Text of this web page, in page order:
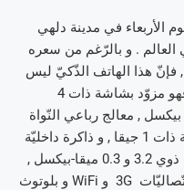
الأربعاء في مدينة دلهي
. و بالرّغم من سعره
فإنّ هذا الهاتف الذّكيّ ليس
أضحوكة أو غير صالح . بل بالعكس , فهو مزوّد بشاشة ذات 4
بوصات , بدقّة تعريفيّة ذات 960 * 540 بيكسل , معالج رباعي النّواة
متناغم ب1.3 GHz , مع ذاكرة عشوائيّة ذات 1 جيقا , و ذاكرة داخليّة
ذات 8 جيقا , إلى جانب لاقطي صورة ذوي 3.2 و 0.3 ميقا-بيكسل ,
و بطّارية ذات 1450 mAH, مع ضمّه لإتّصاليّات 3G و WiFi و بلوتوث